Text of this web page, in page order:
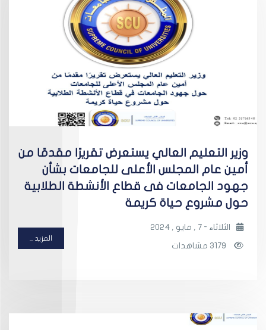
وزير التعليم العالي يستعرض تقريرًا مقدمًا من
أمين عام المجلس الأعلى للجامعات بشأن
جهود الجامعات فى قطاع الأنشطة الطلابية
حول مشروع حياة كريمة
الثلاثاء - 7 , مايو , 2024
المزيد ...